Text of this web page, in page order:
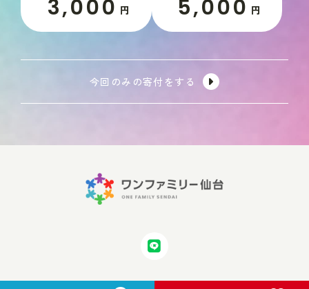
3,000 円 5,000 円
今回のみの寄付をする